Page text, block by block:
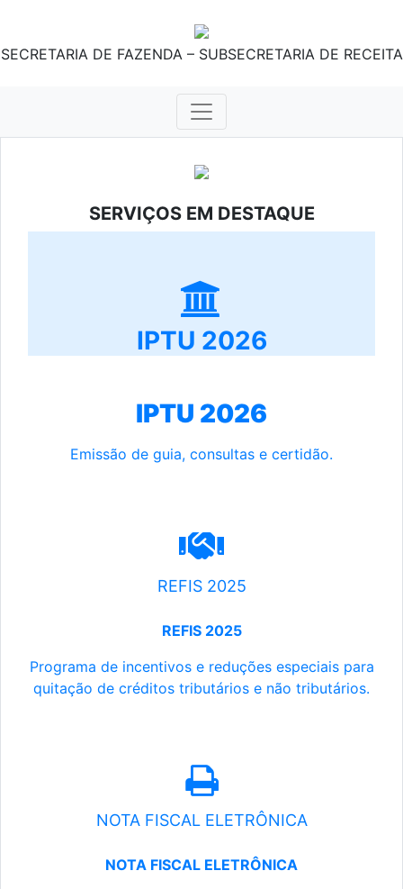
SECRETARIA DE FAZENDA – SUBSECRETARIA DE RECEITA
SERVIÇOS EM DESTAQUE
IPTU 2026
IPTU 2026
Emissão de guia, consultas e certidão.
REFIS 2025
REFIS 2025
Programa de incentivos e reduções especiais para
quitação de créditos tributários e não tributários.
NOTA FISCAL ELETRÔNICA
NOTA FISCAL ELETRÔNICA